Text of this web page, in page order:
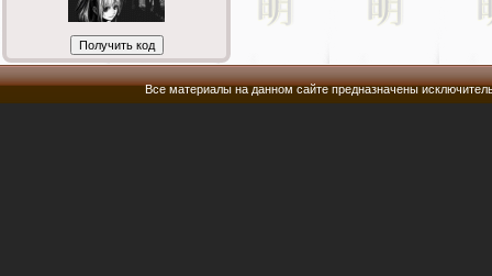
Все материалы на данном сайте предназначены